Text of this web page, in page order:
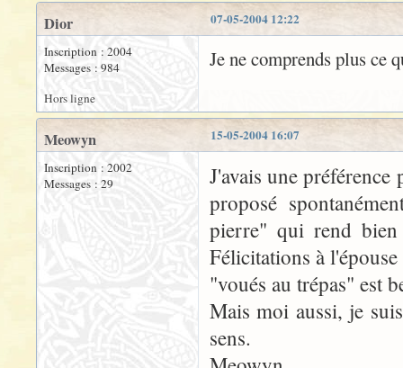
07-05-2004 12:22
Dior
Inscription : 2004
Messages : 984
Je ne comprends plus ce
Hors ligne
15-05-2004 16:07
Meowyn
Inscription : 2002
Messages : 29
J'avais une
proposé
pierre" qui rend bien
Félicitations à l'épouse
"voués au trépas" est
Mais moi aussi, je
sens.